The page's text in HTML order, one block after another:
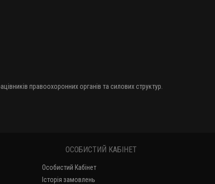
правоохоронних органів та силових структур.
ОСОБИСТИЙ КАБІНЕТ
Особистий Кабінет
Історія замовлень